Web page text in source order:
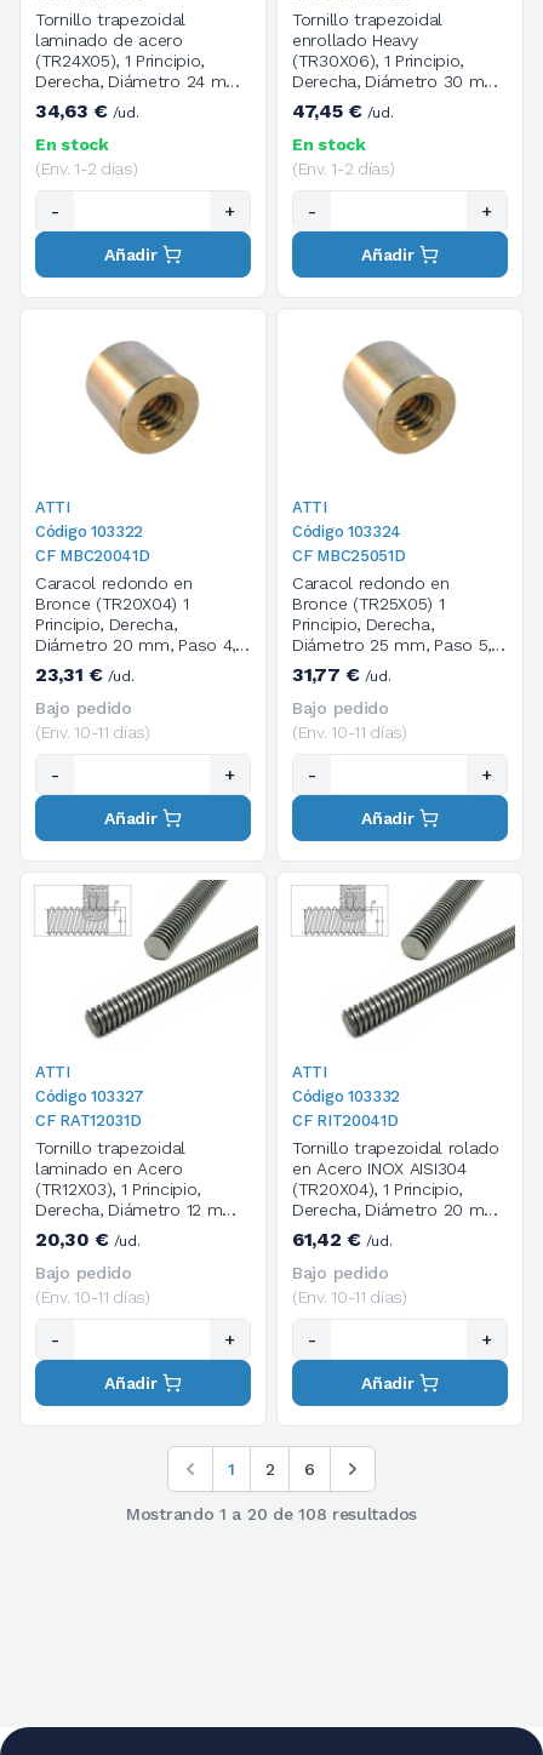
Tornillo trapezoidal
laminado de acero
(TR24X05), 1 Principio,
Derecha, Diámetro 24 mm,
Paso 5, Longitud 1000 mm
34,63 €/ud.
En stock
(Env. 1-2 días)
- +
Añadir
Tornillo trapezoidal
enrollado Heavy
(TR30X06), 1 Principio,
Derecha, Diámetro 30 mm,
Paso 6, Longitud 1000 mm,
Acero de alta resistencia
47,45 €/ud.
En stock
(Env. 1-2 días)
- +
Añadir
ATTI
Código 103322
CF MBC20041D
Caracol redondo en
Bronce (TR20X04) 1
Principio, Derecha,
Diámetro 20 mm, Paso 4,
Dimensiones 40X40 mm
23,31 €/ud.
Bajo pedido
(Env. 10-11 días)
- +
Añadir
ATTI
Código 103324
CF MBC25051D
Caracol redondo en
Bronce (TR25X05) 1
Principio, Derecha,
Diámetro 25 mm, Paso 5,
Dimensiones 45X45 mm
31,77 €/ud.
Bajo pedido
(Env. 10-11 días)
- +
Añadir
ATTI
Código 103327
CF RAT12031D
Tornillo trapezoidal
laminado en Acero
(TR12X03), 1 Principio,
Derecha, Diámetro 12 mm,
Paso 3, Longitud 2000 mm
20,30 €/ud.
Bajo pedido
(Env. 10-11 días)
- +
Añadir
ATTI
Código 103332
CF RIT20041D
Tornillo trapezoidal rolado
en Acero INOX AISI304
(TR20X04), 1 Principio,
Derecha, Diámetro 20 mm,
Paso 4, Longitud 1000 mm
61,42 €/ud.
Bajo pedido
(Env. 10-11 días)
- +
Añadir
1 2 6
Mostrando1 a 20 de108 resultados